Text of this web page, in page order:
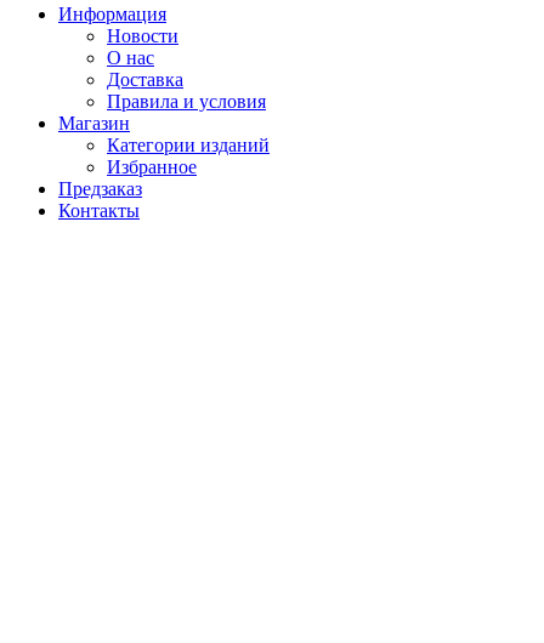
Информация
Новости
О нас
Доставка
Правила и условия
Магазин
Категории изданий
Избранное
Предзаказ
Контакты